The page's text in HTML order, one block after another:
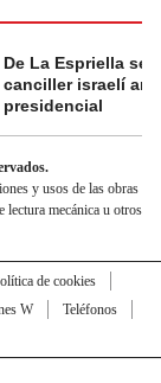
De La Espriella se
canciller israelí
presidencial
y usos de las obras
lectura mecánica u otros
de cookies
W
Teléfonos